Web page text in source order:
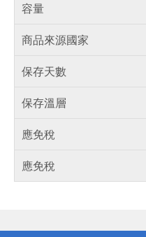
容量
商品來源國家
保存天數
保存溫層
應免稅
應免稅
得獎公告